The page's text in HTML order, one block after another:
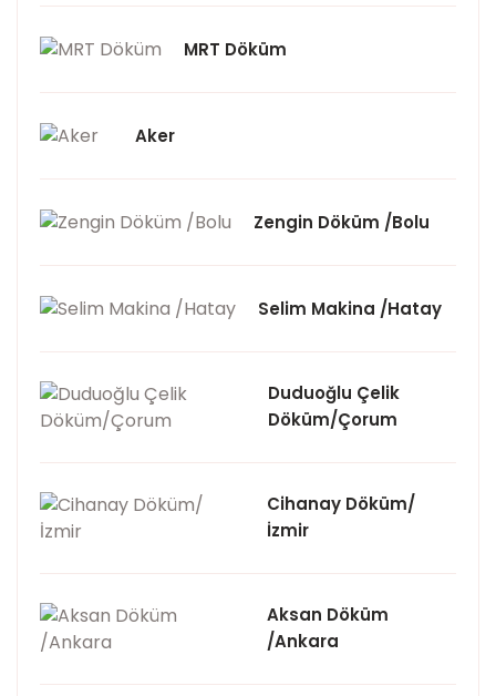
MRT Döküm
Aker
Zengin Döküm /Bolu
Selim Makina /Hatay
Duduoğlu Çelik
Döküm/Çorum
Cihanay Döküm/
İzmir
Aksan Döküm
/Ankara